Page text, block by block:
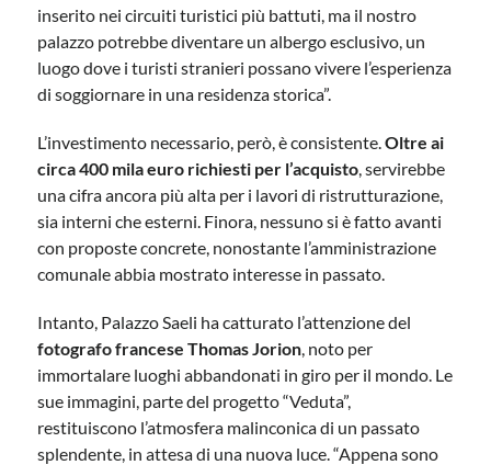
inserito nei circuiti turistici più battuti, ma il nostro
palazzo potrebbe diventare un albergo esclusivo, un
luogo dove i turisti stranieri possano vivere l’esperienza
di soggiornare in una residenza storica”.
L’investimento necessario, però, è consistente.Oltre ai
circa 400 mila euro richiesti per l’acquisto, servirebbe
una cifra ancora più alta per i lavori di ristrutturazione,
sia interni che esterni. Finora, nessuno si è fatto avanti
con proposte concrete, nonostante l’amministrazione
comunale abbia mostrato interesse in passato.
Intanto, Palazzo Saeli ha catturato l’attenzione del
fotografo francese Thomas Jorion, noto per
immortalare luoghi abbandonati in giro per il mondo. Le
sue immagini, parte del progetto “Veduta”,
restituiscono l’atmosfera malinconica di un passato
splendente, in attesa di una nuova luce. “Appena sono